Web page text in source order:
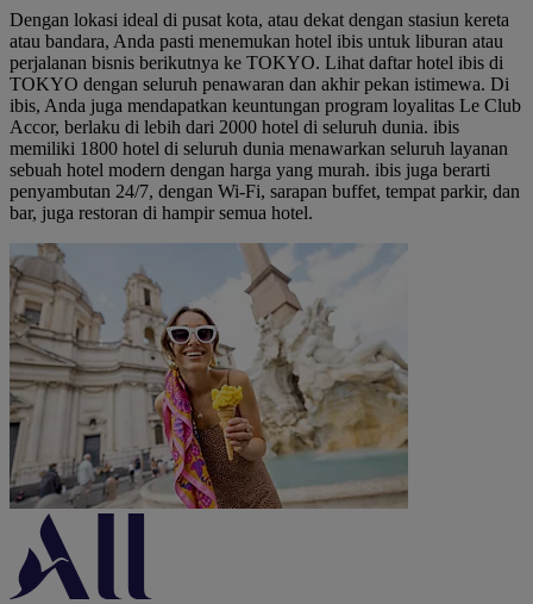
Dengan lokasi ideal di pusat kota, atau dekat dengan stasiun kereta
atau bandara, Anda pasti menemukan hotel ibis untuk liburan atau
perjalanan bisnis berikutnya ke TOKYO. Lihat daftar hotel ibis di
TOKYO dengan seluruh penawaran dan akhir pekan istimewa. Di
ibis, Anda juga mendapatkan keuntungan program loyalitas Le Club
Accor, berlaku di lebih dari 2000 hotel di seluruh dunia. ibis
memiliki 1800 hotel di seluruh dunia menawarkan seluruh layanan
sebuah hotel modern dengan harga yang murah. ibis juga berarti
penyambutan 24/7, dengan Wi-Fi, sarapan buffet, tempat parkir, dan
bar, juga restoran di hampir semua hotel.